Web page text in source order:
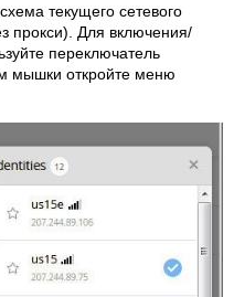
текущего сетевого
прокси). Для включения/
переключатель
мышки откройте меню